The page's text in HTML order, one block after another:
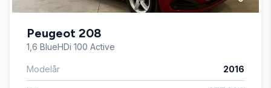
Automatisk parkeringssystem
Bakkamera
Peugeot 208
1,6 BlueHDi 100 Active
Modelår 2016